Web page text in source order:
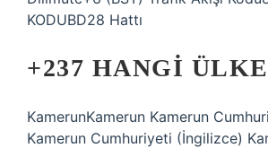
KODUBD28 Hattı
+237 HANGI
KamerunKamerun Kamerun
Kamerun Cumhuriyeti (İngilizce)